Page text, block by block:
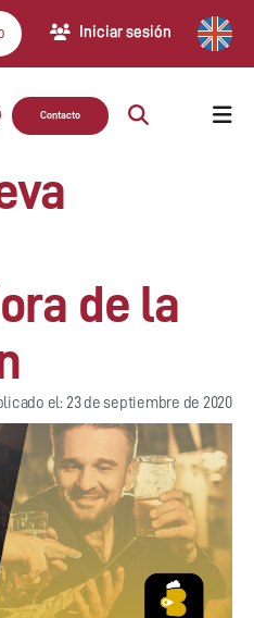
Iniciar sesión
Contacto
de la
el: 23 de septiembre de 2020